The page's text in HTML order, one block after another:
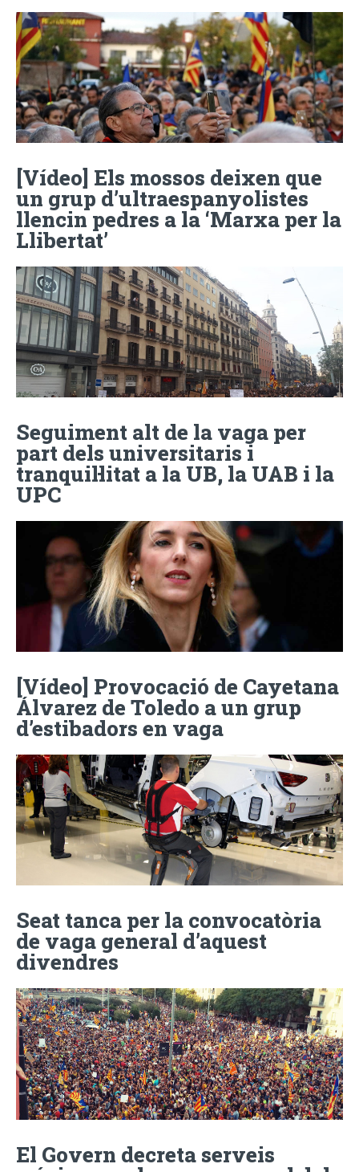
[Vídeo] Els mossos deixen que
un grup d’ultraespanyolistes
llencin pedres a la ‘Marxa per la
Llibertat’
Seguiment alt de la vaga per
part dels universitaris i
tranquil·litat a la UB, la UAB i la
UPC
[Vídeo] Provocació de Cayetana
Álvarez de Toledo a un grup
d’estibadors en vaga
Seat tanca per la convocatòria
de vaga general d’aquest
divendres
El Govern decreta serveis